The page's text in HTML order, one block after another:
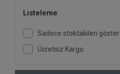
Listeleme
Sadece stoktakileri göster
Ücretsiz Kargo